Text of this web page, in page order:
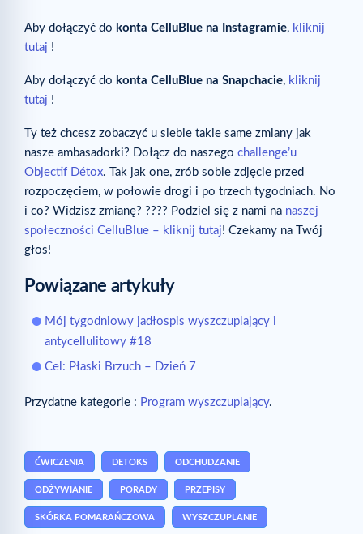
Aby dołączyć do konta CelluBlue na Instagramie, kliknij
tutaj !
Aby dołączyć do konta CelluBlue na Snapchacie, kliknij
tutaj !
Ty też chcesz zobaczyć u siebie takie same zmiany jak
nasze ambasadorki? Dołącz do naszego challenge’u
Objectif Détox. Tak jak one, zrób sobie zdjęcie przed
rozpoczęciem, w połowie drogi i po trzech tygodniach. No
i co? Widzisz zmianę? ???? Podziel się z nami na naszej
społeczności CelluBlue – kliknij tutaj! Czekamy na Twój
głos!
Powiązane artykuły
Mój tygodniowy jadłospis wyszczuplający i
antycellulitowy #18
Cel: Płaski Brzuch – Dzień 7
Przydatne kategorie : Program wyszczuplający.
ĆWICZENIA DETOKS ODCHUDZANIE
ODŻYWIANIE PORADY PRZEPISY
SKÓRKA POMARAŃCZOWA WYSZCZUPLANIE